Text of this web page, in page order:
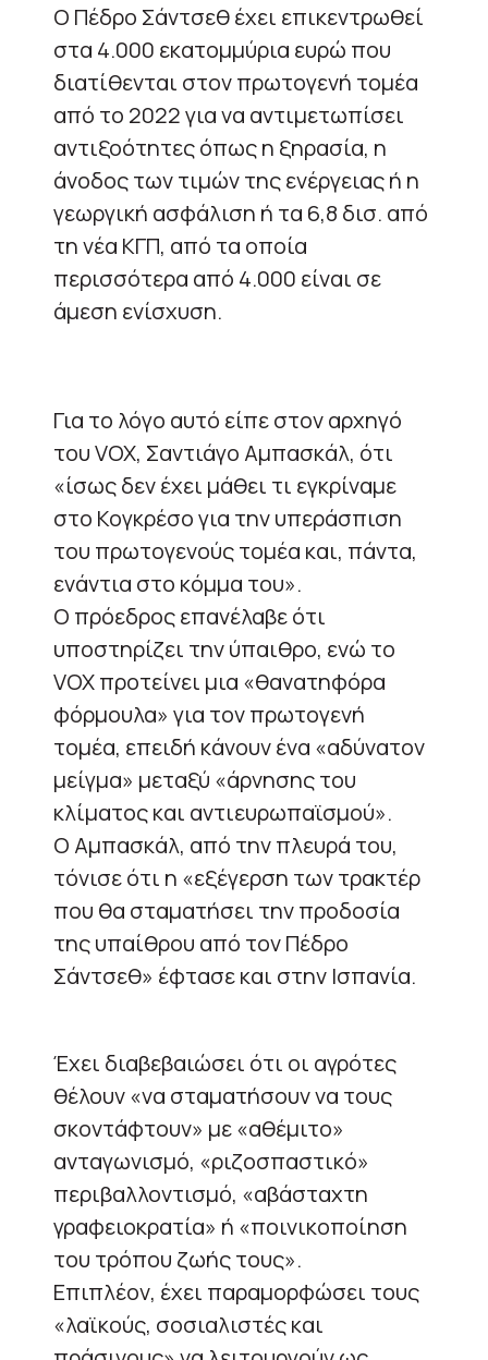
Ο Πέδρο Σάντσεθ έχει επικεντρωθεί
στα 4.000 εκατομμύρια ευρώ που
διατίθενται στον πρωτογενή τομέα
από το 2022 για να αντιμετωπίσει
αντιξοότητες όπως η ξηρασία, η
άνοδος των τιμών της ενέργειας ή η
γεωργική ασφάλιση ή τα 6,8 δισ. από
τη νέα ΚΓΠ, από τα οποία
περισσότερα από 4.000 είναι σε
άμεση ενίσχυση.
Για το λόγο αυτό είπε στον αρχηγό
του VOX, Σαντιάγο Αμπασκάλ, ότι
«ίσως δεν έχει μάθει τι εγκρίναμε
στο Κογκρέσο για την υπεράσπιση
του πρωτογενούς τομέα και, πάντα,
ενάντια στο κόμμα του».
Ο πρόεδρος επανέλαβε ότι
υποστηρίζει την ύπαιθρο, ενώ το
VOX προτείνει μια «θανατηφόρα
φόρμουλα» για τον πρωτογενή
τομέα, επειδή κάνουν ένα «αδύνατον
μείγμα» μεταξύ «άρνησης του
κλίματος και αντιευρωπαϊσμού».
Ο Aμπασκάλ, από την πλευρά του,
τόνισε ότι η «εξέγερση των τρακτέρ
που θα σταματήσει την προδοσία
της υπαίθρου από τον Πέδρο
Σάντσεθ» έφτασε και στην Ισπανία.
Έχει διαβεβαιώσει ότι οι αγρότες
θέλουν «να σταματήσουν να τους
σκοντάφτουν» με «αθέμιτο»
ανταγωνισμό, «ριζοσπαστικό»
περιβαλλοντισμό, «αβάσταχτη
γραφειοκρατία» ή «ποινικοποίηση
του τρόπου ζωής τους».
Επιπλέον, έχει παραμορφώσει τους
«λαϊκούς, σοσιαλιστές και